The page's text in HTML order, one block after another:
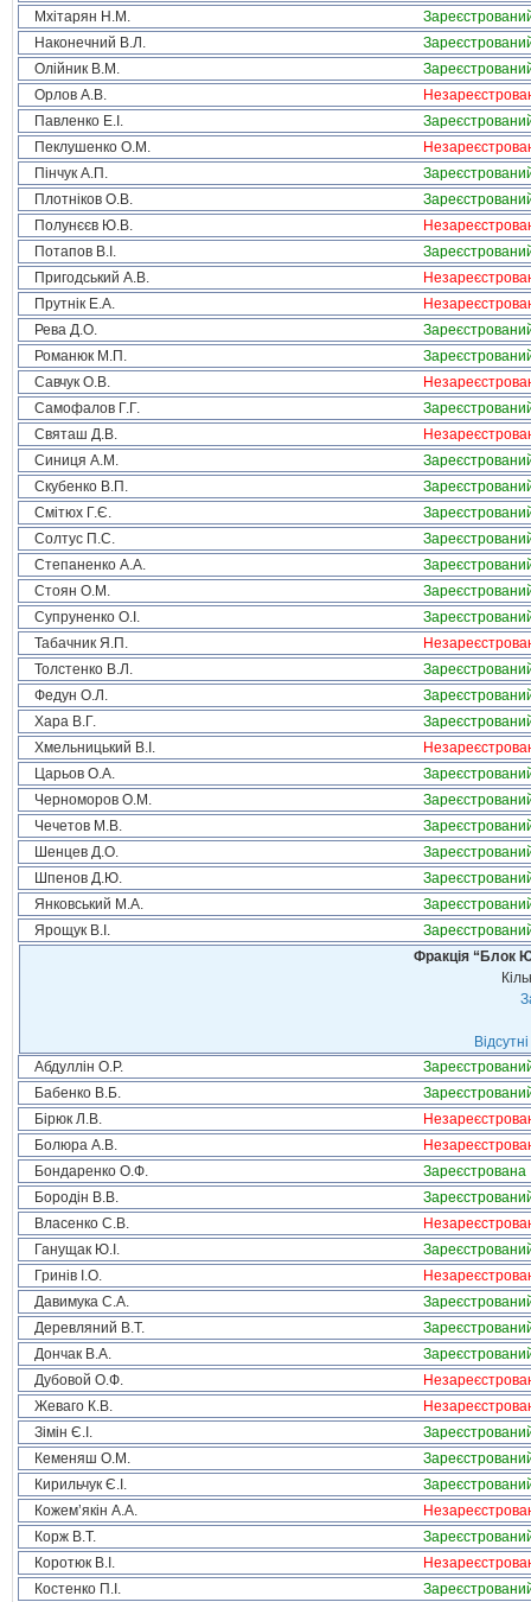
Мхітарян Н.М.
Наконечний В.Л.
Олійник В.М.
Орлов А.В.
Павленко Е.І.
Пеклушенко О.М.
Пінчук А.П.
Плотніков О.В.
Полунєєв Ю.В.
Потапов В.І.
Пригодський А.В.
Прутнік Е.А.
Рева Д.О.
Романюк М.П.
Савчук О.В.
Самофалов Г.Г.
Святаш Д.В.
Синиця А.М.
Скубенко В.П.
Смітюх Г.Є.
Солтус П.С.
Степаненко А.А.
Стоян О.М.
Супруненко О.І.
Табачник Я.П.
Толстенко В.Л.
Федун О.Л.
Хара В.Г.
Хмельницький В.І.
Царьов О.А.
Черноморов О.М.
Чечетов М.В.
Шенцев Д.О.
Шпенов Д.Ю.
Янковський М.А.
Ярощук В.І.
Фракція “Блок
Абдуллін О.Р.
Бабенко В.Б.
Бірюк Л.В.
Болюра А.В.
Бондаренко О.Ф.
Зареєстрована
Бородін В.В.
Власенко С.В.
Ганущак Ю.І.
Гринів І.О.
Давимука С.А.
Деревляний В.Т.
Дончак В.А.
Дубовой О.Ф.
Жеваго К.В.
Зімін Є.І.
Кеменяш О.М.
Кирильчук Є.І.
Кожем’якін А.А.
Корж В.Т.
Коротюк В.І.
Костенко П.І.